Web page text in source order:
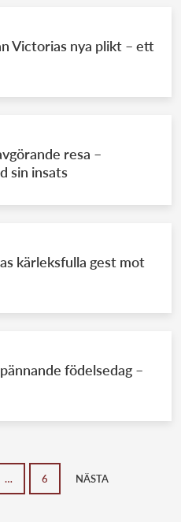
Victorias nya plikt – ett
resa –
sin insats
kärleksfulla gest mot
födelsedag –
… 6 NÄSTA